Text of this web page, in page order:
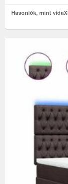
Hasonlók, mint